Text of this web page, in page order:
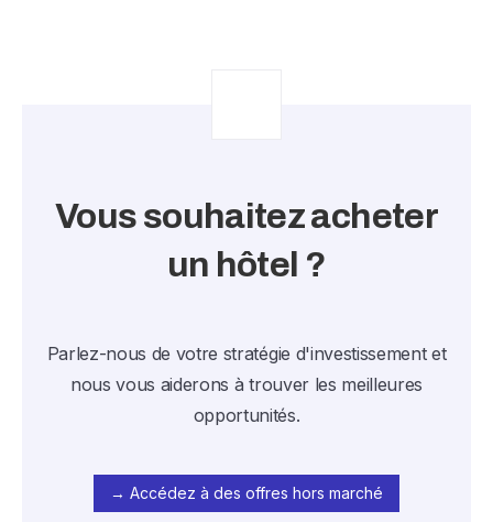
Vous souhaitez acheter
un hôtel ?
Parlez-nous de votre stratégie d'investissement et
nous vous aiderons à trouver les meilleures
opportunités.
→ Accédez à des offres hors marché